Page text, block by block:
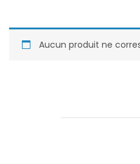
Aucun produit ne